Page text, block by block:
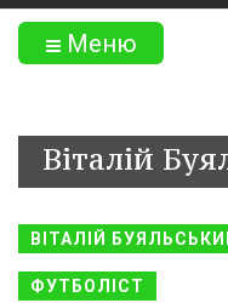
Меню
Віталій
ВІТАЛІЙ
ФУТБОЛІСТ